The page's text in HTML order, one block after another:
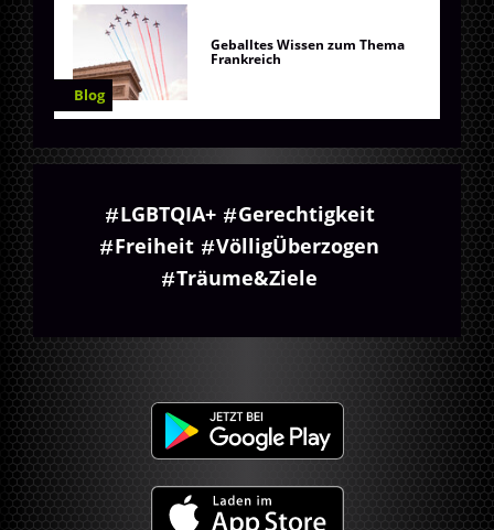
Blog
Geballtes Wissen zum Thema
Frankreich
LGBTQIA+
Gerechtigkeit
Freiheit
VölligÜberzogen
Träume&Ziele